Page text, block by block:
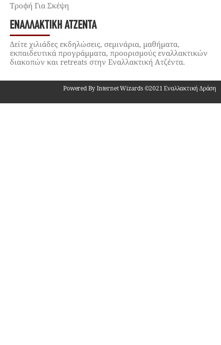
Τροφή Για Σκέψη
ΕΝΑΛΛΑΚΤΙΚΉ ΑΤΖΈΝΤΑ
Δείτε χιλιάδες εκδηλώσεις, σεμινάρια, μαθήματα,
εκπαιδευτικά προγράμματα, προορισμούς εναλλακτικών
διακοπών και retreats στην Εναλλακτική Ατζέντα.
Powered By Internet Wizards ©2021 Εναλλακτική Δράση